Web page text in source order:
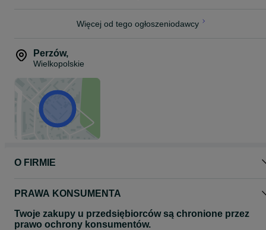
Więcej od tego ogłoszeniodawcy
Perzów,
Wielkopolskie
O FIRMIE
PRAWA KONSUMENTA
Twoje zakupy u przedsiębiorców są chronione przez
prawo ochrony konsumentów.